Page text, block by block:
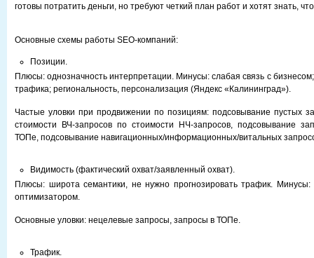
готовы потратить деньги, но требуют четкий план работ и хотят знать,
Основные схемы работы SEO-компаний:
Позиции.
Плюсы: однозначность интерпретации. Минусы: слабая связь с
трафика; региональность, персонализация (Яндекс «Калининград»).
Частые уловки при продвижении по позициям: подсовывание пустых
стоимости ВЧ-запросов по стоимости НЧ-запросов, подсовывание
ТОПе, подсовывание навигационных/информационных/витальных
Видимость (фактический охват/заявленный охват).
Плюсы: широта семантики, не нужно прогнозировать трафик. Минусы:
оптимизатором.
Основные уловки: нецелевые запросы, запросы в ТОПе.
Трафик.